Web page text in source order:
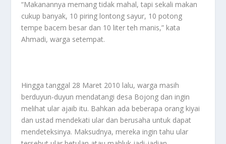
“Makanannya memang tidak mahal, tapi sekali makan
cukup banyak, 10 piring lontong sayur, 10 potong
tempe bacem besar dan 10 liter teh manis,” kata
Ahmadi, warga setempat.
Hingga tanggal 28 Maret 2010 lalu, warga masih
berduyun-duyun mendatangi desa Bojong dan ingin
melihat ular ajaib itu. Bahkan ada beberapa orang kiyai
dan ustad mendekati ular dan berusaha untuk dapat
mendeteksinya. Maksudnya, mereka ingin tahu ular